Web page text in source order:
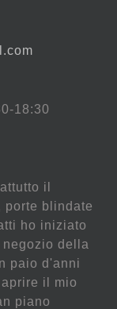
18:30
il
porte blindate
ho iniziato
della
paio d'anni
il mio
piano